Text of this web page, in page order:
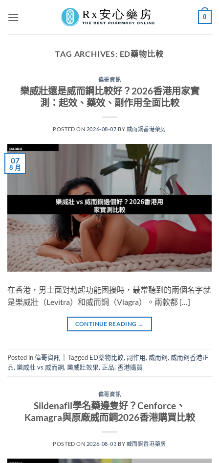
0
TAG ARCHIVES: ED藥物比較
偉哥資訊
樂威壯還是威而鋼比較好？2026香港用家實
測：起效、藥效、副作用全面比較
POSTED ON 2026-08-07 BY 威而鋼香港藥房
07
8 月
在香港，男士面對勃起功能困擾時，最常聽到的兩個名字就
是樂威壯（Levitra）和威而鋼（Viagra）。兩款都 […]
CONTINUE READING →
Posted in偉哥資訊 Tagged ED藥物比較,副作用, 威而鋼, 威而鋼香港正
品,樂威壯 vs 威而鋼,樂威壯效果, 正品,香港購買
偉哥資訊
Sildenafil學名藥邊隻好？Cenforce、
Kamagra與原廠威而鋼2026香港購買比較
POSTED ON 2026-08-03 BY 威而鋼香港藥房